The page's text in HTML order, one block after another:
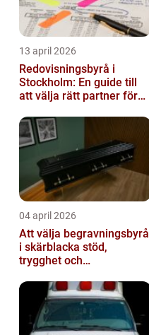
13 april 2026
Redovisningsbyrå i
Stockholm: En guide till
att välja rätt partner för
04 april 2026
Att välja begravningsbyrå
i skärblacka stöd,
trygghet och